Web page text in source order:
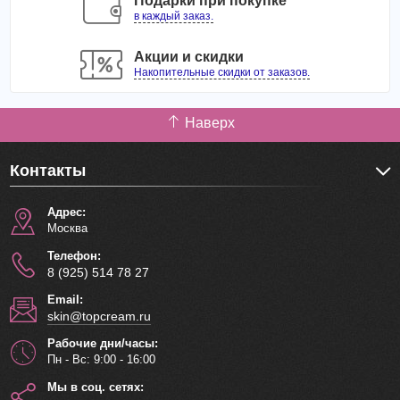
Palm fatty acid, glycerin, olea europaea (olive)
vitamin E, perfume, titanium dioxide, aloe extract, water,
в каждый заказ.
Акции и скидки
Накопительные скидки от заказов.
Наверх
Контакты
Адрес:
Москва
Телефон:
8 (925) 514 78 27
Email:
skin@topcream.ru
Рабочие дни/часы:
Пн - Вс: 9:00 - 16:00
Мы в соц. сетях: